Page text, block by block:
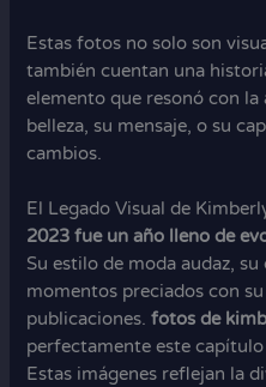
Estas fotos no solo son
también cuentan una
elemento que resonó con la
belleza, su mensaje, o su
cambios.
El Legado Visual de
2023 fue un año lleno de
Su estilo de moda audaz,
momentos preciados con
publicaciones.fotos de
perfectamente este
Estas imágenes reflejan la